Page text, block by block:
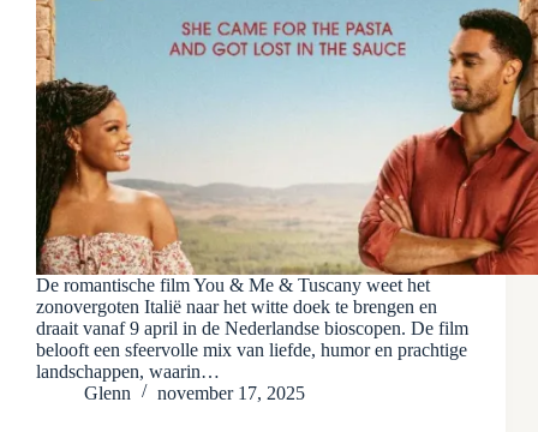
De romantische film You & Me & Tuscany weet het
zonovergoten Italië naar het witte doek te brengen en
draait vanaf 9 april in de Nederlandse bioscopen. De film
belooft een sfeervolle mix van liefde, humor en prachtige
landschappen, waarin…
Glenn
november 17, 2025